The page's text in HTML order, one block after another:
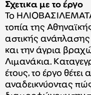
Σχετικα με το έργο
Το
τοπία της
αστικής
και την άγρια
Λιμανάκια.
έτους, το έργο
αναδεικνύοντας